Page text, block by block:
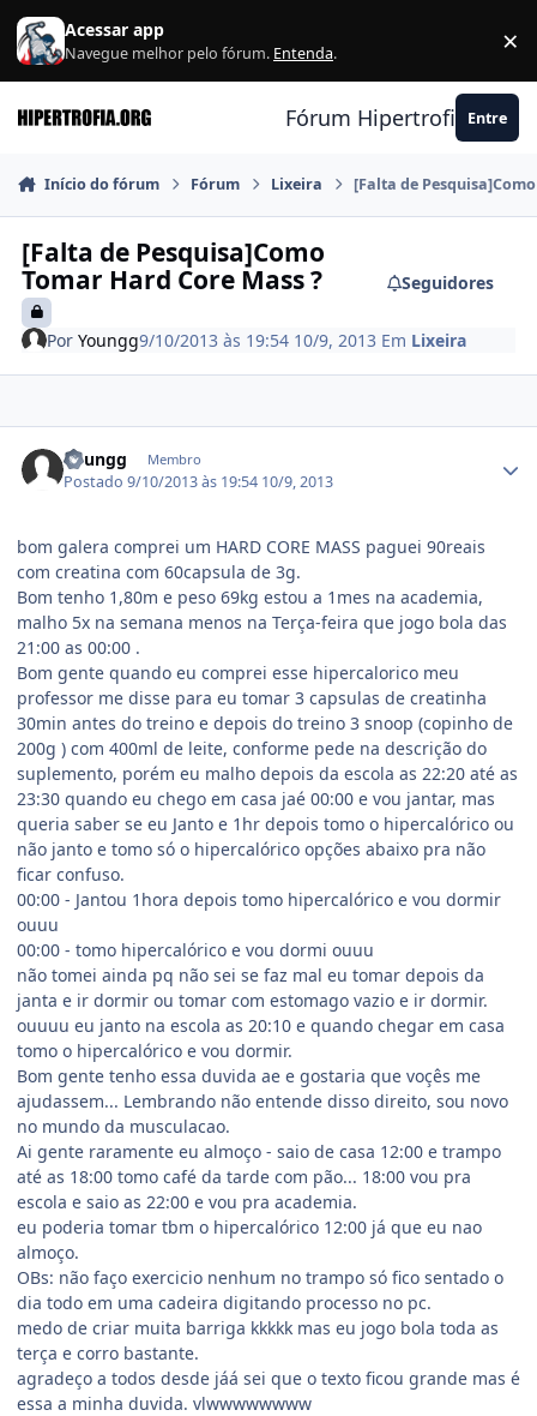
Ir para conteúdo
Acessar app
Navegue melhor pelo fórum. Entenda. ×
Fórum Hipertrofia.org
Entre
Início do fórum Fórum Lixeira [Falta de
[Falta de Pesquisa]Como
Tomar Hard Core Mass ?
Seguidores
PorYoungg9/10/2013 às 19:54 10/9, 2013 Em Lixeira
Youngg Membro
Postado9/10/2013 às 19:54 10/9, 2013
bom galera comprei um HARD CORE MASS paguei 90reais
com creatina com 60capsula de 3g.
Bom tenho 1,80m e peso 69kg estou a 1mes na academia,
malho 5x na semana menos na Terça-feira que jogo bola das
21:00 as 00:00 .
Bom gente quando eu comprei esse hipercalorico meu
professor me disse para eu tomar 3 capsulas de creatinha
30min antes do treino e depois do treino 3 snoop (copinho de
200g ) com 400ml de leite, conforme pede na descrição do
suplemento, porém eu malho depois da escola as 22:20 até as
23:30 quando eu chego em casa jaé 00:00 e vou jantar, mas
queria saber se eu Janto e 1hr depois tomo o hipercalórico ou
não janto e tomo só o hipercalórico opções abaixo pra não
ficar confuso.
00:00 - Jantou 1hora depois tomo hipercalórico e vou dormir
ouuu
00:00 - tomo hipercalórico e vou dormi ouuu
não tomei ainda pq não sei se faz mal eu tomar depois da
janta e ir dormir ou tomar com estomago vazio e ir dormir.
ouuuu eu janto na escola as 20:10 e quando chegar em casa
tomo o hipercalórico e vou dormir.
Bom gente tenho essa duvida ae e gostaria que voçês me
ajudassem... Lembrando não entende disso direito, sou novo
no mundo da musculacao.
Ai gente raramente eu almoço - saio de casa 12:00 e trampo
até as 18:00 tomo café da tarde com pão... 18:00 vou pra
escola e saio as 22:00 e vou pra academia.
eu poderia tomar tbm o hipercalórico 12:00 já que eu nao
almoço.
OBs: não faço exercicio nenhum no trampo só fico sentado o
dia todo em uma cadeira digitando processo no pc.
medo de criar muita barriga kkkkk mas eu jogo bola toda as
terça e corro bastante.
agradeço a todos desde jáá sei que o texto ficou grande mas é
essa a minha duvida. vlwwwwwwww